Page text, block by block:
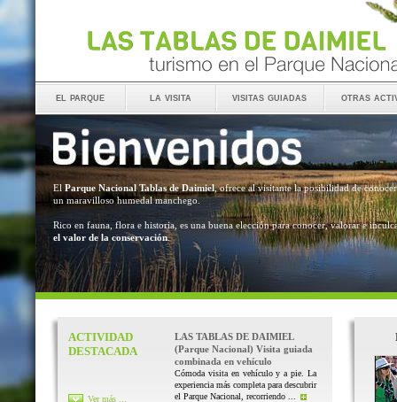
el parque la visita visitas guiadas otras
El Parque Nacional Tablas de Daimiel, ofrece al visitante la posibilidad de conocer
un maravilloso humedal manchego.
Rico en fauna, flora e historia, es una buena elección para conocer, valorar e
el valor de la conservación.
ACTIVIDAD
DESTACADA
LAS TABLAS DE DAIMIEL
(Parque Nacional) Visita guiada
combinada en vehículo
Cómoda visita en vehículo y a pie. La
experiencia más completa para descubrir
el Parque Nacional, recorriendo ...
Ver más ...